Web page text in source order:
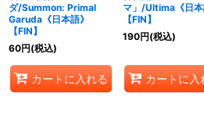
ダ/Summon: Primal
Garuda《日本語》
【FIN】
60円(税込)
カートに入れる
マ」/Ultima《日本
【FIN】
190円(税込)
カートに入